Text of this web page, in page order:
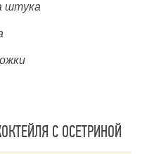
штука
С ОСЕТРИНОЙ